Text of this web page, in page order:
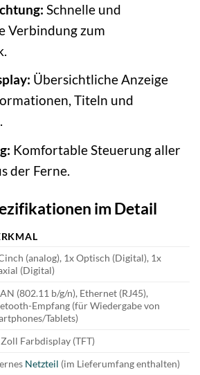
Schnelle und
Verbindung zum
Übersichtliche Anzeige
Titeln und
Komfortable Steuerung aller
der Ferne.
im Detail
(analog), 1x Optisch (Digital), 1x
(Digital)
(802.11 b/g/n), Ethernet (RJ45),
Empfang (für Wiedergabe von
Tablets)
Farbdisplay (TFT)
Netzteil (im Lieferumfang enthalten)